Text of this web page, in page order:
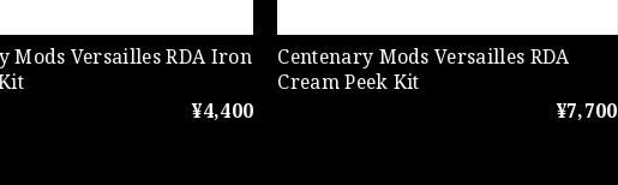
Mods Versailles RDA Iron
¥4,400
Centenary Mods Versailles RDA
Cream Peek Kit
¥7,700